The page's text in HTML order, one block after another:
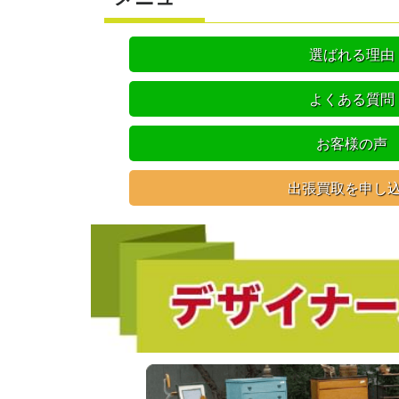
選ばれる理由
よくある質問
お客様の声
出張買取を申し